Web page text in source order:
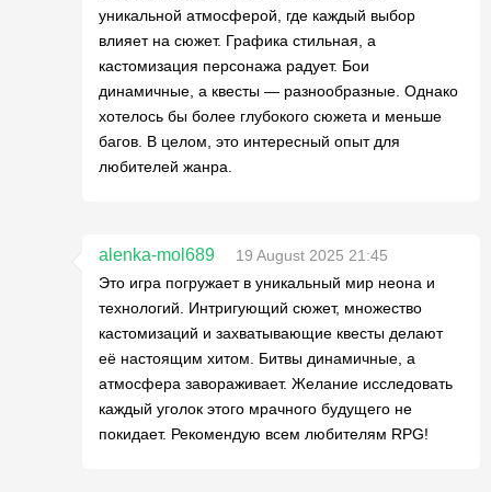
уникальной атмосферой, где каждый выбор
влияет на сюжет. Графика стильная, а
кастомизация персонажа радует. Бои
динамичные, а квесты — разнообразные. Однако
хотелось бы более глубокого сюжета и меньше
багов. В целом, это интересный опыт для
любителей жанра.
alenka-mol689
19 August 2025 21:45
Это игра погружает в уникальный мир неона и
технологий. Интригующий сюжет, множество
кастомизаций и захватывающие квесты делают
её настоящим хитом. Битвы динамичные, а
атмосфера завораживает. Желание исследовать
каждый уголок этого мрачного будущего не
покидает. Рекомендую всем любителям RPG!